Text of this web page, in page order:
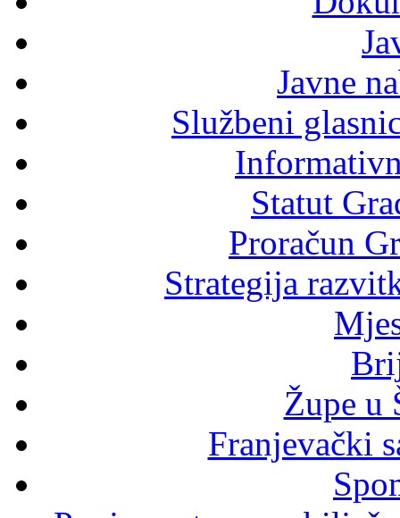
Javne
Službeni
Statut
Proračun
Strategija
Župe u
Franjevački